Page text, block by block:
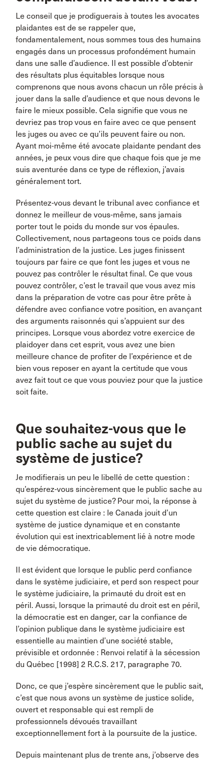
Le conseil que je prodiguerais à toutes les avocates
plaidantes est de se rappeler que,
fondamentalement, nous sommes tous des humains
engagés dans un processus profondément humain
dans une salle d’audience. Il est possible d’obtenir
des résultats plus équitables lorsque nous
comprenons que nous avons chacun un rôle précis à
jouer dans la salle d’audience et que nous devons le
faire le mieux possible. Cela signifie que vous ne
devriez pas trop vous en faire avec ce que pensent
les juges ou avec ce qu’ils peuvent faire ou non.
Ayant moi-même été avocate plaidante pendant des
années, je peux vous dire que chaque fois que je me
suis aventurée dans ce type de réflexion, j’avais
généralement tort.
Présentez-vous devant le tribunal avec confiance et
donnez le meilleur de vous-même, sans jamais
porter tout le poids du monde sur vos épaules.
Collectivement, nous partageons tous ce poids dans
l’administration de la justice. Les juges finissent
toujours par faire ce que font les juges et vous ne
pouvez pas contrôler le résultat final. Ce que vous
pouvez contrôler, c’est le travail que vous avez mis
dans la préparation de votre cas pour être prête à
défendre avec confiance votre position, en avançant
des arguments raisonnés qui s’appuient sur des
principes. Lorsque vous abordez votre exercice de
plaidoyer dans cet esprit, vous avez une bien
meilleure chance de profiter de l’expérience et de
bien vous reposer en ayant la certitude que vous
avez fait tout ce que vous pouviez pour que la justice
soit faite.
Que souhaitez-vous que le
public sache au sujet du
système de justice?
Je modifierais un peu le libellé de cette question :
qu’espérez-vous sincèrement que le public sache au
sujet du système de justice? Pour moi, la réponse à
cette question est claire : le Canada jouit d’un
système de justice dynamique et en constante
évolution qui est inextricablement lié à notre mode
de vie démocratique.
Il est évident que lorsque le public perd confiance
dans le système judiciaire, et perd son respect pour
le système judiciaire, la primauté du droit est en
péril. Aussi, lorsque la primauté du droit est en péril,
la démocratie est en danger, car la confiance de
l’opinion publique dans le système judiciaire est
essentielle au maintien d’une société stable,
prévisible et ordonnée : Renvoi relatif à la sécession
du Québec [1998] 2 R.C.S. 217, paragraphe 70.
Donc, ce que j’espère sincèrement que le public sait,
c’est que nous avons un système de justice solide,
ouvert et responsable qui est rempli de
professionnels dévoués travaillant
exceptionnellement fort à la poursuite de la justice.
Depuis maintenant plus de trente ans, j’observe des